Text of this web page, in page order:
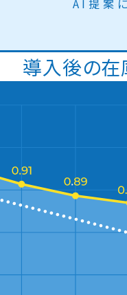
AI提案
導入後の